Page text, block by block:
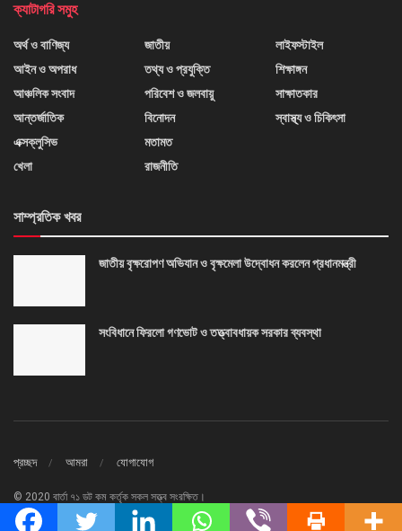
ক্যাটাগরি সমুহ
অর্থ ও বাণিজ্য
আইন ও অপরাধ
আঞ্চলিক সংবাদ
আন্তর্জাতিক
এক্সক্লুসিভ
খেলা
জাতীয়
তথ্য ও প্রযুক্তি
পরিবেশ ও জলবায়ু
বিনোদন
মতামত
রাজনীতি
লাইফস্টাইল
শিক্ষাঙ্গন
সাক্ষাতকার
স্বাস্থ্য ও চিকিৎসা
সাম্প্রতিক খবর
জাতীয় বৃক্ষরোপণ অভিযান ও বৃক্ষমেলা উদ্বোধন করলেন প্রধানমন্ত্রী
সংবিধানে ফিরলো গণভোট ও তত্ত্বাবধায়ক সরকার ব্যবস্থা
প্রচ্ছদ আমরা যোগাযোগ
© 2020 বার্তা ৭১ ডট কম কর্তৃক সকল সত্ত্ব সংরক্ষিত।